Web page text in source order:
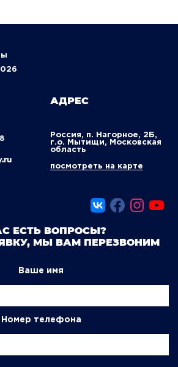
АДРЕС
Россия, п. Нагорное, 2Б,
г.о. Мытищи, Московская
область
посмотреть на карте
ЕСТЬ ВОПРОСЫ?
МЫ ВАМ ПЕРЕЗВОНИМ
Ваше имя
Номер телефона